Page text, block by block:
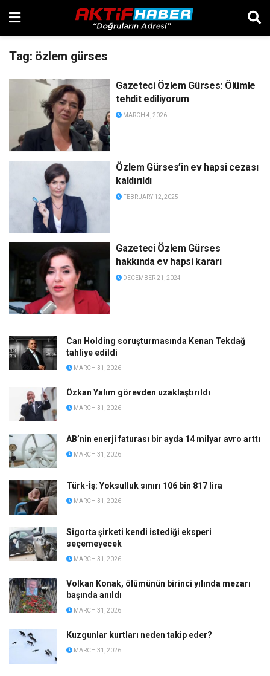
Tag: özlem gürses
Gazeteci Özlem Gürses: Ölümle
tehdit ediliyorum
MARCH 4, 2026
Özlem Gürses’in ev hapsi cezası
kaldırıldı
FEBRUARY 12, 2025
Gazeteci Özlem Gürses
hakkında ev hapsi kararı
DECEMBER 21, 2024
Can Holding soruşturmasında Kenan Tekdağ
tahliye edildi
MARCH 31, 2026
Özkan Yalım görevden uzaklaştırıldı
MARCH 31, 2026
AB’nin enerji faturası bir ayda 14 milyar avro arttı
MARCH 31, 2026
Türk-İş: Yoksulluk sınırı 106 bin 817 lira
MARCH 31, 2026
Sigorta şirketi kendi istediği eksperi
seçemeyecek
MARCH 31, 2026
Volkan Konak, ölümünün birinci yılında mezarı
başında anıldı
MARCH 31, 2026
Kuzgunlar kurtları neden takip eder?
MARCH 31, 2026